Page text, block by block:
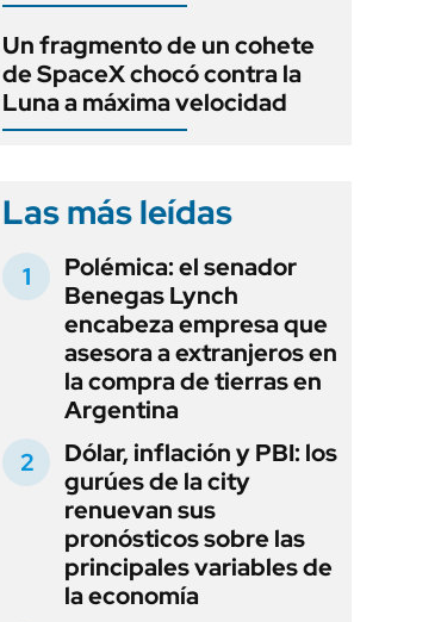
Un fragmento de un cohete
de SpaceX chocó contra la
Luna a máxima velocidad
Las más leídas
Polémica: el senador
Benegas Lynch
encabeza empresa que
asesora a extranjeros en
la compra de tierras en
Argentina
Dólar, inflación y PBI: los
gurúes de la city
renuevan sus
pronósticos sobre las
principales variables de
la economía